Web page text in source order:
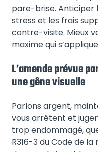
pare-brise. Anticiper
stress et les frais
contre-visite. Mieux
maxime qui
L’amende prévue
une gêne visuelle
Parlons argent,
vous arrêtent et
trop endommagé,
R316-3 du Code de